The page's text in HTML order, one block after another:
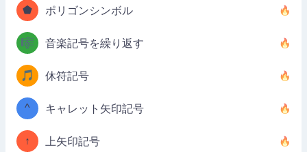
⬟ ポリゴンシンボル
🎼 音楽記号を繰り返す
🎵 休符記号
^ キャレット矢印記号
↑ 上矢印記号